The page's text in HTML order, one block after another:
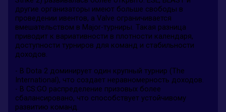
другие организаторы имеют больше свободы в
проведении ивентов, а Valve ограничивается
вмешательством в Major-турниры. Такая разница
приводит к вариативности в плотности календаря,
доступности турниров для команд и стабильности
доходов.
- В Dota 2 доминирует один крупный турнир (The
International), что создает неравномерность доходов.
- В CS:GO распределение призовых более
сбалансировано, что способствует устойчивому
развитию команд.